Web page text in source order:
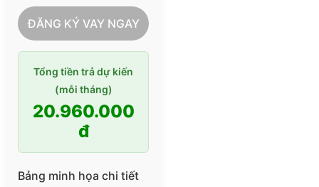
ĐĂNG KÝ VAY NGAY
Tổng tiền trả dự kiến
(mỗi tháng)
20.960.000
đ
Bảng minh họa chi tiết